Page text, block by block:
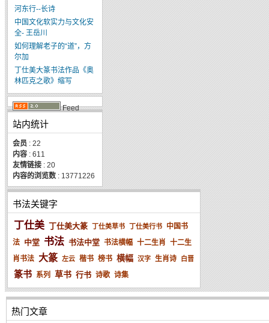
河东行--长诗
中国文化软实力与文化安
全- 王岳川
如何理解老子的“道”，方
尔加
丁仕美大篆书法作品《奥
林匹克之歌》缩写
Feed
站内统计
会员 : 22
内容 : 611
友情链接 : 20
内容的浏览数 : 13771226
书法关键字
丁仕美 丁仕美大篆 丁仕美草书 丁仕美行书
中国书
法 中堂 书法 书法中堂 书法横幅 十二生肖 十二生
肖书法 大篆 左云 楷书 榜书 横幅 汉字 生肖诗 白晋
篆书 系列 草书 行书 诗歌 诗集
热门文章